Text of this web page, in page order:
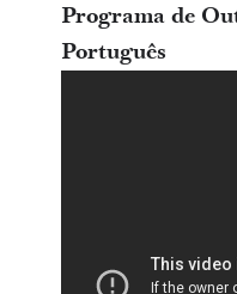
Programa de
Português